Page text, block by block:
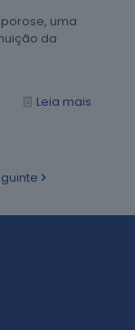
uma
da
Leia mais